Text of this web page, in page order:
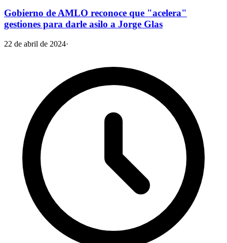
Gobierno de AMLO reconoce que "acelera"
gestiones para darle asilo a Jorge Glas
22 de abril de 2024·